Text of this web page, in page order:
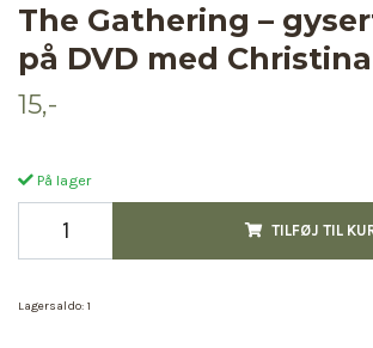
The Gathering –
på DVD med
15,-
På lager
TILFØJ TIL
Lagersaldo: 1